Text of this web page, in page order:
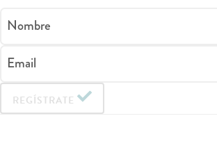
Nombre
Email
REGÍSTRATE